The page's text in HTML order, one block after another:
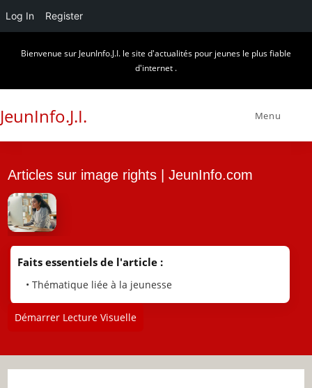
Log In Register
Bienvenue sur JeunInfo.J.I. le site d'actualités pour jeunes le plus fiable
d'internet .
JeunInfo.J.I. Menu
Articles sur image rights | JeunInfo.com
Faits essentiels de l'article :
• Thématique liée à la jeunesse
Démarrer Lecture Visuelle